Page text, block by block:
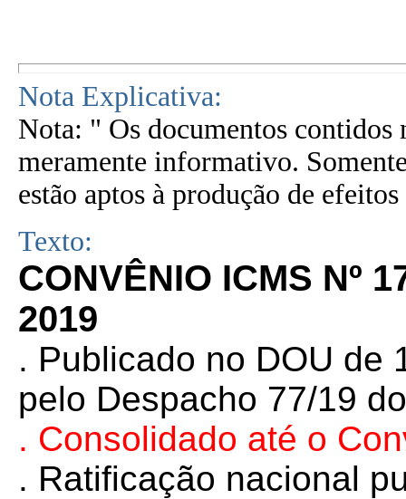
Nota Explicativa:
Nota: " Os documentos contidos
meramente informativo.
estão aptos à produção de
Texto:
CONVÊNIO ICMS Nº
2019
. Publicado no DOU de
pelo Despacho 77/19
. Consolidado até o
. Ratificação nacional